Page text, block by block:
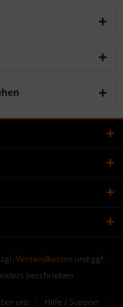
Versandkosten und ggf.
beschrieben
uns Hilfe / Support